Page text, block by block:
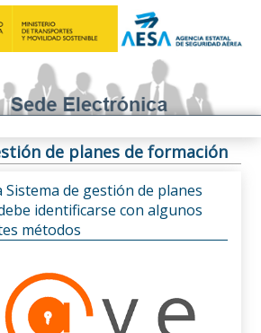
de planes de formación
Sistema de gestión de planes
identificarse con algunos
métodos